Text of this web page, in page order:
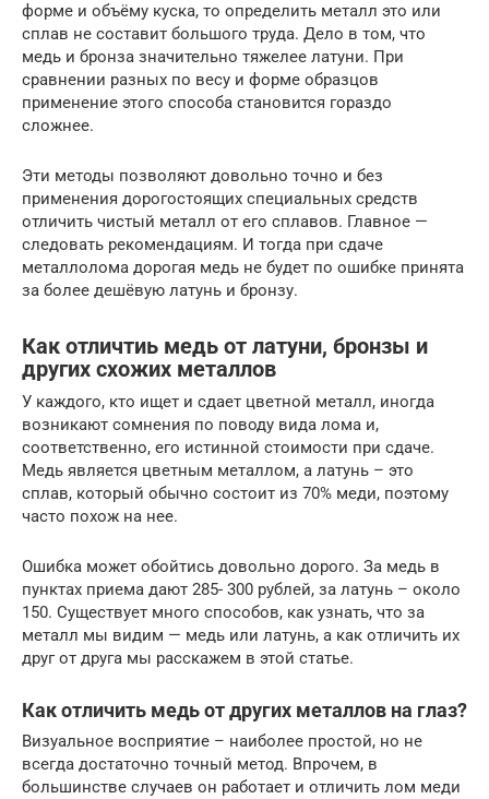
форме и объёму куска, то определить металл это или
сплав не составит большого труда. Дело в том, что
медь и бронза значительно тяжелее латуни. При
сравнении разных по весу и форме образцов
применение этого способа становится гораздо
сложнее.
Эти методы позволяют довольно точно и без
применения дорогостоящих специальных средств
отличить чистый металл от его сплавов. Главное —
следовать рекомендациям. И тогда при сдаче
металлолома дорогая медь не будет по ошибке принята
за более дешёвую латунь и бронзу.
Как отличтиь медь от латуни, бронзы и
других схожих металлов
У каждого, кто ищет и сдает цветной металл, иногда
возникают сомнения по поводу вида лома и,
соответственно, его истинной стоимости при сдаче.
Медь является цветным металлом, а латунь – это
сплав, который обычно состоит из 70% меди, поэтому
часто похож на нее.
Ошибка может обойтись довольно дорого. За медь в
пунктах приема дают 285- 300 рублей, за латунь – около
150. Существует много способов, как узнать, что за
металл мы видим — медь или латунь, а как отличить их
друг от друга мы расскажем в этой статье.
Как отличить медь от других металлов на глаз?
Визуальное восприятие – наиболее простой, но не
всегда достаточно точный метод. Впрочем, в
большинстве случаев он работает и отличить лом меди